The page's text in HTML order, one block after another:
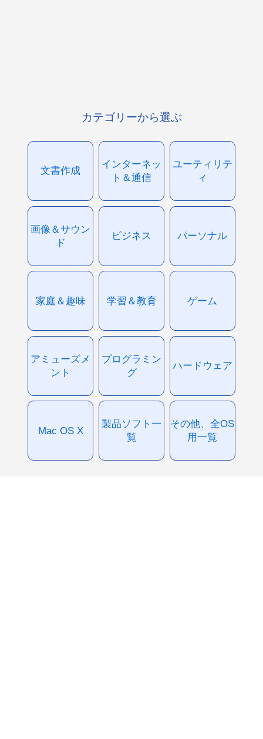
カテゴリーから選ぶ
文書作成
インターネッ
ト＆通信
ユーティリテ
ィ
画像＆サウン
ド
ビジネス パーソナル
家庭＆趣味 学習＆教育 ゲーム
アミューズメ
ント
プログラミン
グ
ハードウェア
Mac OS X
製品ソフト一
覧
その他、全OS
用一覧